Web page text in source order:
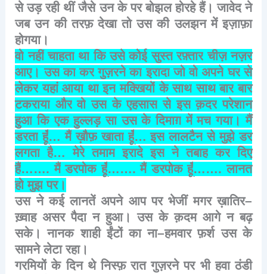
से उड़ रही थीं जैसे उन के पर बोझल होरहे हैं। जावेद ने
जब उन की तरफ़ देखा तो उस की उलझन में इज़ाफ़ा
होगया।
वो नहीं चाहता था कि उसे कोई सुस्त रफ़्तार चीज़ नज़र
आए। उस का कर गुज़रने का इरादा जो वो अपने घर से
लेकर यहां आया था इन मक्खियों के साथ साथ बार बार
टकराया और वो उस के एहसास से इस क़दर परेशान
हुआ कि एक हुल्लड़ सा उस के दिमाग़ में मच गया। मैं
डरता हूँ…मैं ख़ौफ़ खाता हूँ…इस लालटैन से मुझे डर
लगता है…मेरे तमाम इरादे इस ने तबाह कर दिए
हैं…….मैं डरपोक हूँ…….मैं डरपोक हूँ…….लानत
हो मुझ पर।
उस ने कई लानतें अपने आप पर भेजीं मगर ख़ातिर–
ख़्वाह असर पैदा न हुआ। उस के क़दम आगे न बढ़
सके।
नानक शाही ईंटों का ना–हमवार फ़र्श उस के
सामने लेटा रहा।
गरमियों के दिन थे निस्फ़ रात गुज़रने पर भी हवा ठंडी